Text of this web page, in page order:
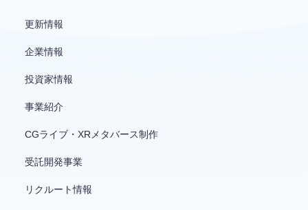
更新情報
企業情報
投資家情報
事業紹介
CGライブ・XRメタバース制作
受託開発事業
リクルート情報